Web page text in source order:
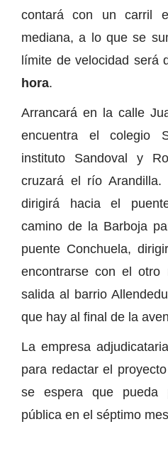
contará con un carril
mediana, a lo que se
límite de velocidad será
hora.
Arrancará en la calle
encuentra el colegio
instituto Sandoval y
cruzará el río
dirigirá hacia el
camino de la Barboja
puente Conchuela,
encontrarse con el
salida al barrio
que hay al final de la
La empresa
para redactar el
se espera que pueda
pública en el séptimo